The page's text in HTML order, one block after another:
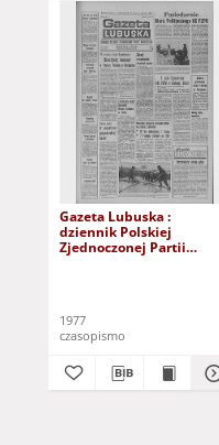
Gazeta Lubuska :
dziennik Polskiej
Zjednoczonej Partii
1977
czasopismo